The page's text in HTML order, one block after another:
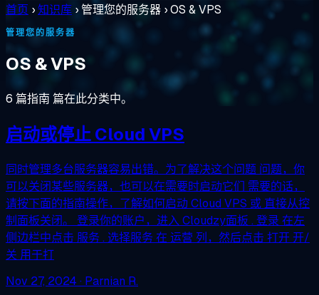
首页 ›知识库 › 管理您的服务器 ›OS & VPS
管理您的服务器
OS & VPS
6 篇指南 篇在此分类中。
启动或停止 Cloud VPS
同时管理多台服务器容易出错。为了解决这个问题 问题，你
可以关闭某些服务器，也可以在需要时启动它们 需要的话，
请按下面的指南操作，了解如何启动 Cloud VPS 或 直接从控
制面板关闭。 登录你的账户，进入 Cloudzy面板 . 登录 在左
侧边栏中点击 服务 . 选择服务 在 运营 列，然后点击 打开 开/
关 用于打
Nov 27, 2024 · Parnian R.